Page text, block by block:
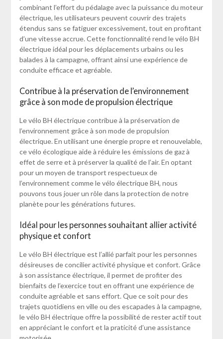
combinant l’effort du pédalage avec la puissance du moteur
électrique, les utilisateurs peuvent couvrir des trajets
étendus sans se fatiguer excessivement, tout en profitant
d’une vitesse accrue. Cette fonctionnalité rend le vélo BH
électrique idéal pour les déplacements urbains ou les
balades à la campagne, offrant ainsi une expérience de
conduite efficace et agréable.
Contribue à la préservation de l’environnement
grâce à son mode de propulsion électrique
Le vélo BH électrique contribue à la préservation de
l’environnement grâce à son mode de propulsion
électrique. En utilisant une énergie propre et renouvelable,
ce vélo écologique aide à réduire les émissions de gaz à
effet de serre et à préserver la qualité de l’air. En optant
pour un moyen de transport respectueux de
l’environnement comme le vélo électrique BH, nous
pouvons tous jouer un rôle dans la protection de notre
planète pour les générations futures.
Idéal pour les personnes souhaitant allier activité
physique et confort
Le vélo BH électrique est l’allié parfait pour les personnes
désireuses de concilier activité physique et confort. Grâce
à son assistance électrique, il permet de profiter des
bienfaits de l’exercice tout en offrant une expérience de
conduite agréable et sans effort. Que ce soit pour des
trajets quotidiens en ville ou des escapades à la campagne,
le vélo BH électrique offre la possibilité de rester actif tout
en appréciant le confort et la praticité d’une assistance